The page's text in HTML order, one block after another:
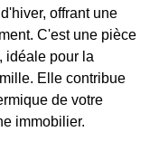
offrant une
C'est une pièce
idéale pour la
Elle contribue
de votre
immobilier.